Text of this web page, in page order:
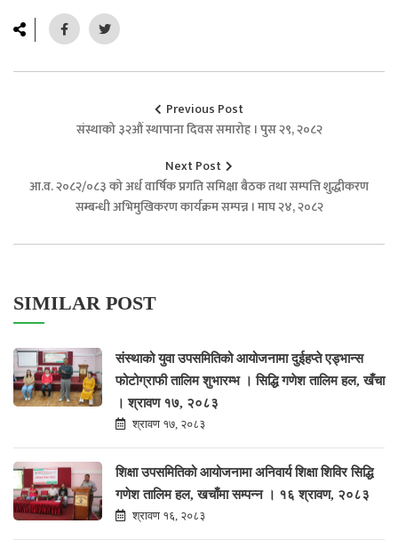
Previous Post
संस्थाको ३२औं स्थापाना दिवस समारोह । पुस २९, २०८२
Next Post
आ.व. २०८२/०८३ को अर्ध वार्षिक प्रगति समिक्षा बैठक तथा सम्पत्ति शुद्धीकरण
सम्बन्धी अभिमुखिकरण कार्यक्रम सम्पन्न । माघ २४, २०८२
SIMILAR POST
संस्थाको युवा उपसमितिको आयोजनामा दुईहप्ते एड्भान्स
फोटोग्राफी तालिम शुभारम्भ । सिद्धि गणेश तालिम हल, खँचा
। श्रावण १७, २०८३
श्रावण १७, २०८३
शिक्षा उपसमितिको आयोजनामा अनिवार्य शिक्षा शिविर सिद्धि
गणेश तालिम हल, खचाँमा सम्पन्न । १६ श्रावण, २०८३
श्रावण १६, २०८३